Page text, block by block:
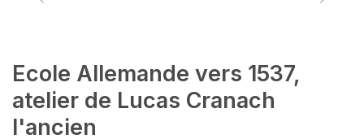
Ecole Allemande vers 1537,
atelier de Lucas Cranach
l'ancien